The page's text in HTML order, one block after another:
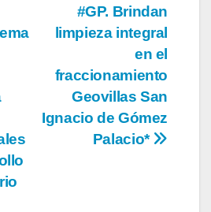
#GP. Brindan
limpieza integral
en el
fraccionamiento
Geovillas San
Ignacio de Gómez
Palacio*